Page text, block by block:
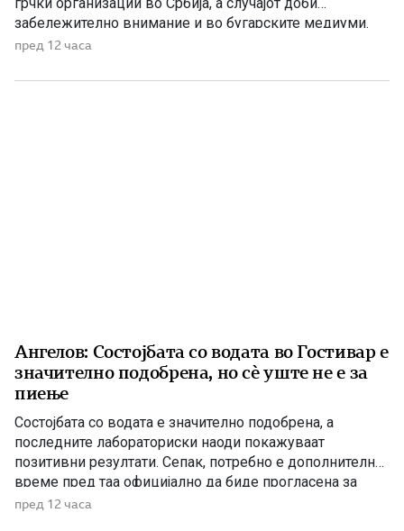
забележително внимание и во бугарските медиуми.
Македонскиот национален совет нагласува дека
туку треба да биде траен симбол на македонскиот
пред 12 часа
Ангелов: Состојбата со водата во Гостивар е
значително подобрена, но сè уште не е за
пиење
Состојбата со водата е значително подобрена, а
последните лабораториски наоди покажуваат
позитивни резултати. Сепак, потребно е дополнително
време пред таа официјално да биде прогласена за
исправна за пиење, изјави директорот на Дирекцијата
пред 12 часа